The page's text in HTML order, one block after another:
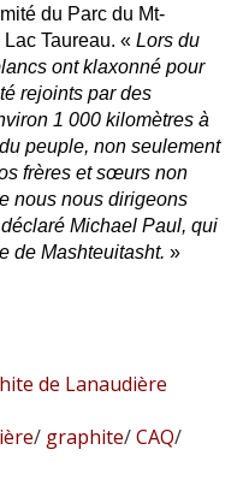
du Parc du Mt-
Taureau. « Lors du
ont klaxonné pour
rejoints par des
1 000 kilomètres à
peuple, non seulement
frères et sœurs non
nous nous dirigeons
Michael Paul, qui
de Mashteuitasht. »
de Lanaudière
/ graphite/CAQ/